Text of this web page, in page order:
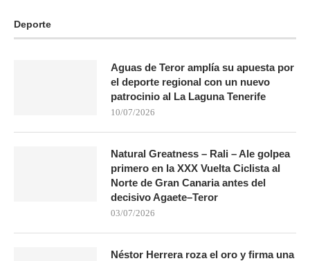
Deporte
Aguas de Teror amplía su apuesta por
el deporte regional con un nuevo
patrocinio al La Laguna Tenerife
10/07/2026
Natural Greatness – Rali – Ale golpea
primero en la XXX Vuelta Ciclista al
Norte de Gran Canaria antes del
decisivo Agaete–Teror
03/07/2026
Néstor Herrera roza el oro y firma una